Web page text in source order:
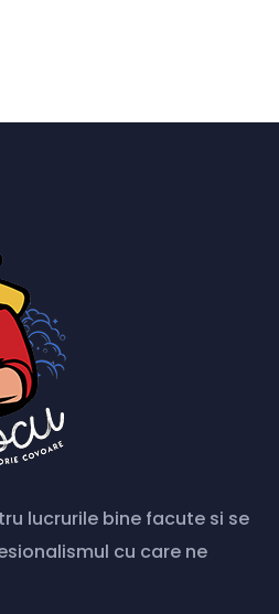
lucrurile bine facute si se
cu care ne